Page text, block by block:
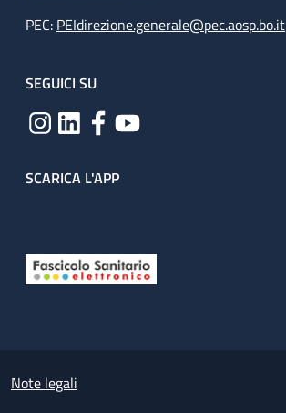
PEC: PEIdirezione.generale@pec.aosp.bo.it
SEGUICI SU
SCARICA L'APP
Small prints
Note legali